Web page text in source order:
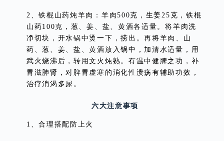
2、铁棍山药炖羊肉：羊肉500克，生姜25克，铁棍
山药100克，葱、姜、盐、黄酒各适量。将羊肉洗
净切块，开水锅中烫一下，捞出。再将羊肉、山
药、葱、姜、盐、黄酒放入锅中，加清水适量，用
武火烧沸后，转用文火炖熟。有温中健脾之功，补
胃滋肺肾，对脾胃虚寒的消化性溃疡有辅助功效，
治疗消渴多尿。
六大注意事项
1、合理搭配防上火